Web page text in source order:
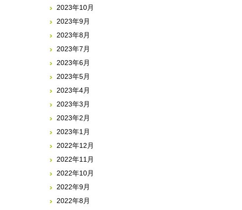
2023年10月
2023年9月
2023年8月
2023年7月
2023年6月
2023年5月
2023年4月
2023年3月
2023年2月
2023年1月
2022年12月
2022年11月
2022年10月
2022年9月
2022年8月